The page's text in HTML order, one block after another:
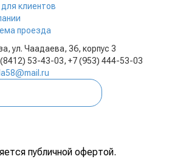
клиентов
проезда
ул. Чаадаева, 36, корпус 3
53-43-03, +7 (953) 444-53-03
публичной офертой.